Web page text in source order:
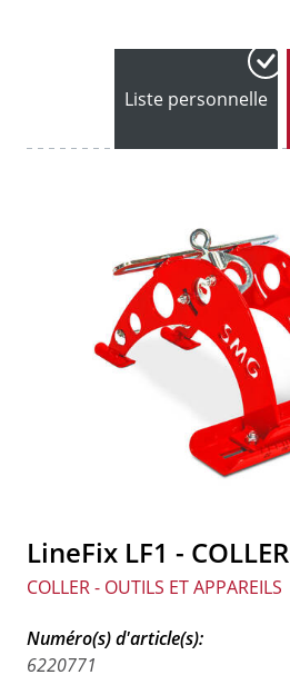
Liste personnelle
LineFix LF1 - COLLER
COLLER - OUTILS ET APPAREILS
Numéro(s) d'article(s):
6220771